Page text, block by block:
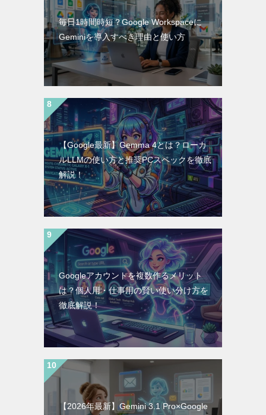
毎日1時間時短？Google Workspaceに
Geminiを導入すべき理由と使い方
【Google最新】Gemma 4とは？ローカ
ルLLMの使い方と推奨PCスペックを徹底
解説！
Googleアカウントを複数作るメリット
は？個人用・仕事用の賢い使い分け方を
徹底解説！
【2026年最新】Gemini 3.1 Pro×Google